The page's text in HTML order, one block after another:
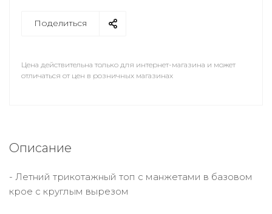
Поделиться
Цена действительна только для интернет-магазина и может
отличаться от цен в розничных магазинах
Описание
- Летний трикотажный топ с манжетами в базовом
крое с круглым вырезом